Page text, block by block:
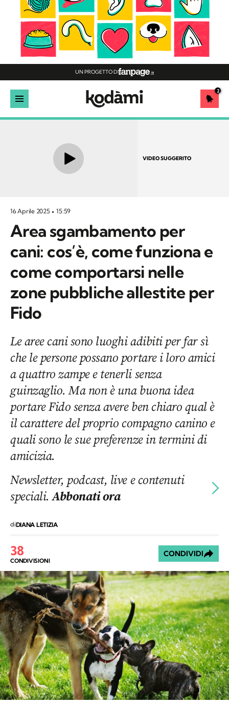
UN PROGETTO DI
2
VIDEO SUGGERITO
16 Aprile 2025 15:59
Area sgambamento per
cani: cos’è, come funziona e
come comportarsi nelle
zone pubbliche allestite per
Fido
Le aree cani sono luoghi adibiti per far sì
che le persone possano portare i loro amici
a quattro zampe e tenerli senza
guinzaglio. Ma non è una buona idea
portare Fido senza avere ben chiaro qual è
il carattere del proprio compagno canino e
quali sono le sue preferenze in termini di
amicizia.
Newsletter, podcast, live e contenuti
speciali.Abbonati ora
diDIANA LETIZIA
38
CONDIVISIONI
CONDIVIDI